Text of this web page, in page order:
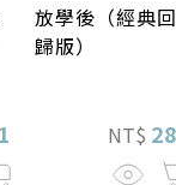
放學後（經典回
歸版）
NT$